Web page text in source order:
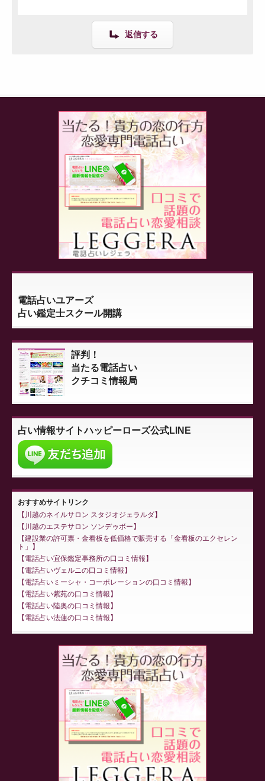
返信する
電話占いユアーズ
占い鑑定士スクール開講
評判！
当たる電話占い
クチコミ情報局
占い情報サイトハッピーローズ公式LINE
おすすめサイトリンク
川越のネイルサロン スタジオジェラルダ
川越のエステサロン ソンデゥボー
建設業の許可票・金看板を低価格で販売する「金看板のエクセレン
ト」
電話占い宜保鑑定事務所の口コミ情報
電話占いヴェルニの口コミ情報
電話占いミーシャ・コーポレーションの口コミ情報
電話占い紫苑の口コミ情報
電話占い陸奥の口コミ情報
電話占い法蓮の口コミ情報